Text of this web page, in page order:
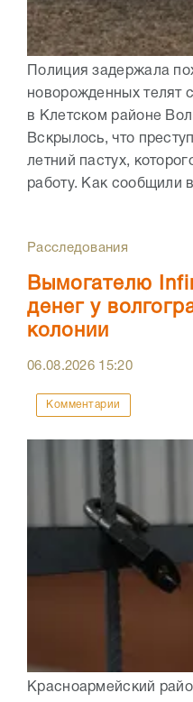
Полиция задержала
новорожденных телят
в Клетском районе
Вскрылось, что
летний пастух,
работу. Как сообщили
Расследования
Вымогателю
денег у
колонии
06.08.2026 15:20
Комментарии
Красноармейский